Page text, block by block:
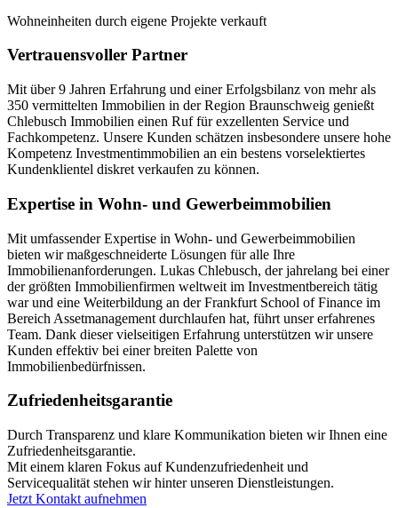
Wohneinheiten durch eigene Projekte verkauft
Vertrauensvoller Partner
Mit über 9 Jahren Erfahrung und einer Erfolgsbilanz von mehr als
350 vermittelten Immobilien in der Region Braunschweig genießt
Chlebusch Immobilien einen Ruf für exzellenten Service und
Fachkompetenz. Unsere Kunden schätzen insbesondere unsere hohe
Kompetenz Investmentimmobilien an ein bestens vorselektiertes
Kundenklientel diskret verkaufen zu können.
Expertise in Wohn- und Gewerbeimmobilien
Mit umfassender Expertise in Wohn- und Gewerbeimmobilien
bieten wir maßgeschneiderte Lösungen für alle Ihre
Immobilienanforderungen. Lukas Chlebusch, der jahrelang bei einer
der größten Immobilienfirmen weltweit im Investmentbereich tätig
war und eine Weiterbildung an der Frankfurt School of Finance im
Bereich Assetmanagement durchlaufen hat, führt unser erfahrenes
Team. Dank dieser vielseitigen Erfahrung unterstützen wir unsere
Kunden effektiv bei einer breiten Palette von
Immobilienbedürfnissen.
Zufriedenheitsgarantie
Durch Transparenz und klare Kommunikation bieten wir Ihnen eine
Zufriedenheitsgarantie.
Mit einem klaren Fokus auf Kundenzufriedenheit und
Servicequalität stehen wir hinter unseren Dienstleistungen.
Jetzt Kontakt aufnehmen